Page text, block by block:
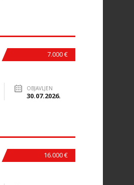
7.000 €
OBJAVLJEN
30.07.2026.
16.000 €